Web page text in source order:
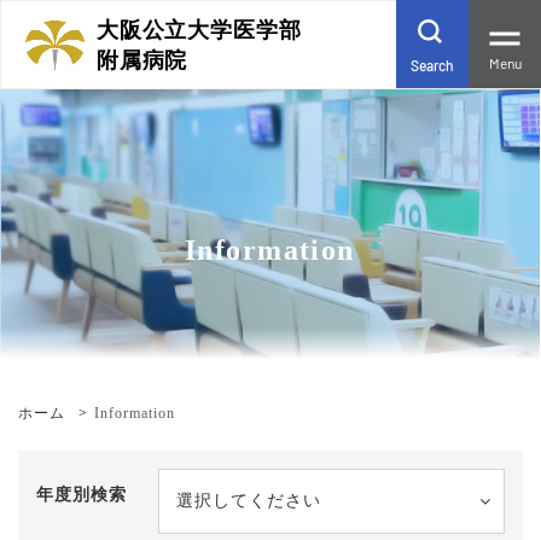
大阪公立大学医学部
附属病院
Search Menu
Information
ホーム Information
年度別検索 選択してください